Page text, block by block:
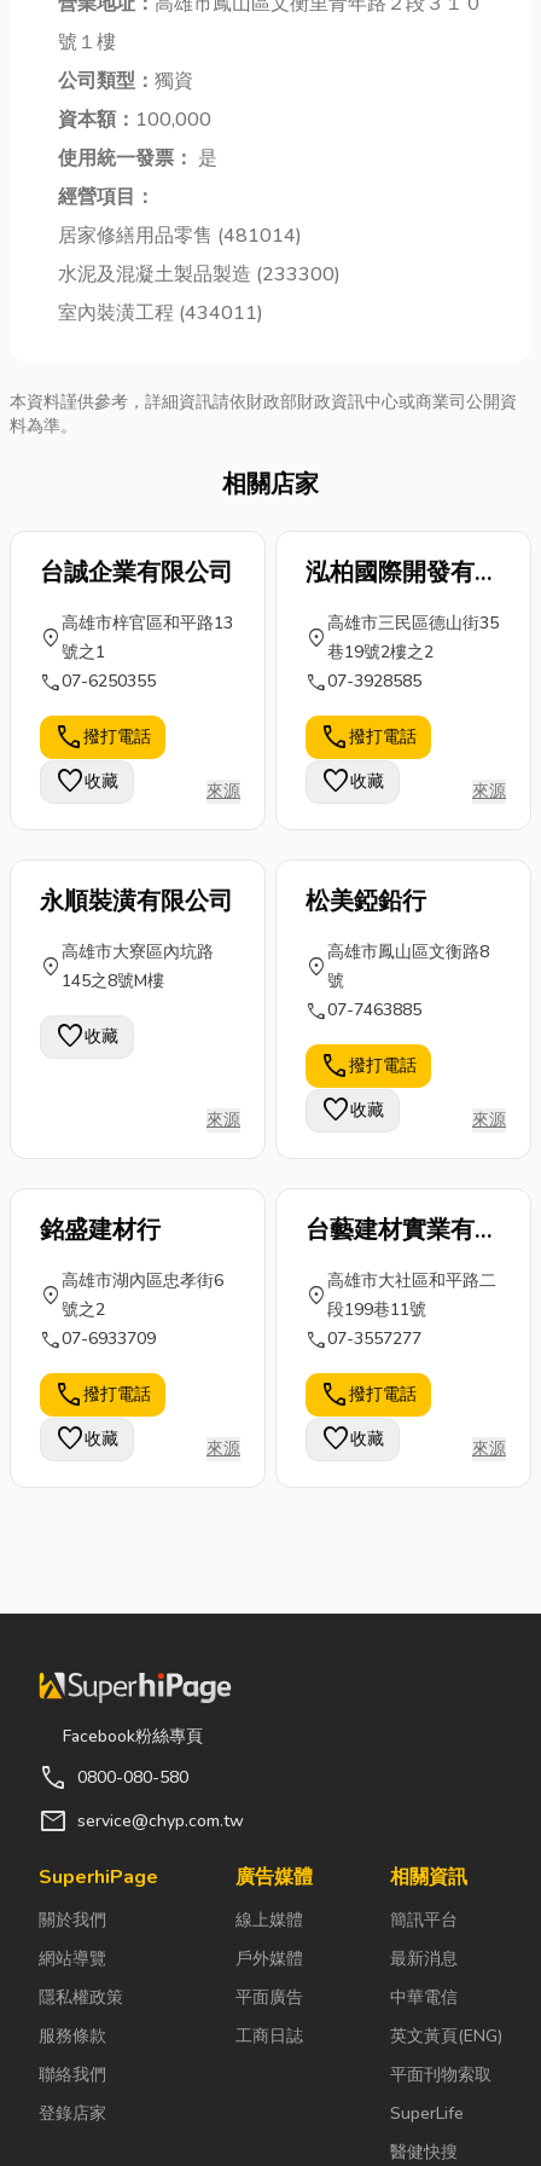
監控以及電信
是確保設備穩
定運轉的重
北玻璃行推
薦...
號１樓
公司類型： 獨資
資本額： 100,000
使用統一發票： 是
經營項目：
居家修繕用品零售 (481014)
水泥及混凝土製品製造 (233300)
室內裝潢工程 (434011)
本資料謹供參考，詳細資訊請依財政部財政資訊中心或商業司公開資
料為準。
相關店家
台誠企業有限公司
location_on
高雄市梓官區和平路13
號之1
call07-6250355
call撥打電話
favorite收藏 來源
泓柏國際開發有限
公司
location_on
高雄市三民區德山街35
巷19號2樓之2
call07-3928585
call撥打電話
favorite收藏 來源
永順裝潢有限公司
location_on
高雄市大寮區內坑路
145之8號M樓
favorite收藏
來源
松美錏鉛行
location_on
高雄市鳳山區文衡路8
號
call07-7463885
call撥打電話
favorite收藏 來源
銘盛建材行
location_on
高雄市湖內區忠孝街6
號之2
call07-6933709
call撥打電話
favorite收藏 來源
台藝建材實業有限
公司
location_on
高雄市大社區和平路二
段199巷11號
call07-3557277
call撥打電話
favorite收藏 來源
Facebook粉絲專頁
call 0800-080-580
mail service@chyp.com.tw
SuperhiPage
關於我們
網站導覽
隱私權政策
服務條款
聯絡我們
登錄店家
廣告媒體
線上媒體
戶外媒體
平面廣告
工商日誌
相關資訊
簡訊平台
最新消息
中華電信
英文黃頁(ENG)
平面刊物索取
SuperLife
醫健快搜